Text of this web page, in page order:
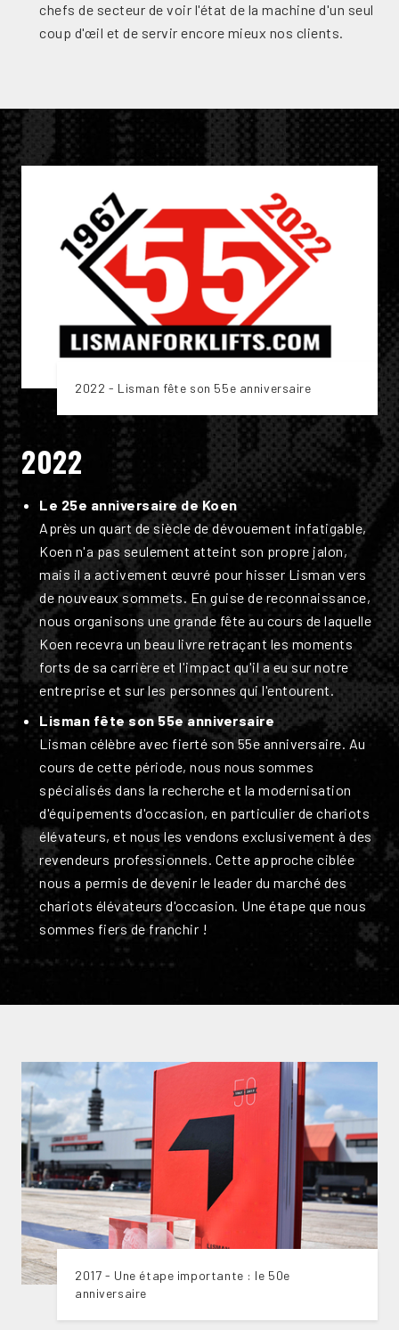
chefs de secteur de voir l'état de la machine d'un seul
coup d'œil et de servir encore mieux nos clients.
2022 - Lisman fête son 55e anniversaire
2022
Le 25e anniversaire de Koen
Après un quart de siècle de dévouement infatigable,
Koen n'a pas seulement atteint son propre jalon,
mais il a activement œuvré pour hisser Lisman vers
de nouveaux sommets. En guise de reconnaissance,
nous organisons une grande fête au cours de laquelle
Koen recevra un beau livre retraçant les moments
forts de sa carrière et l'impact qu'il a eu sur notre
entreprise et sur les personnes qui l'entourent.
Lisman fête son 55e anniversaire
Lisman célèbre avec fierté son 55e anniversaire. Au
cours de cette période, nous nous sommes
spécialisés dans la recherche et la modernisation
d'équipements d'occasion, en particulier de chariots
élévateurs, et nous les vendons exclusivement à des
revendeurs professionnels. Cette approche ciblée
nous a permis de devenir le leader du marché des
chariots élévateurs d'occasion. Une étape que nous
sommes fiers de franchir !
2017 - Une étape importante : le 50e
anniversaire